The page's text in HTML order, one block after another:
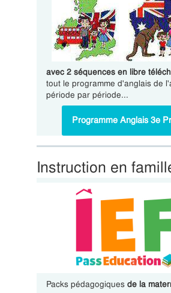
avec 2 séquences en libre
tout le programme d'anglais de
période par période...
Programme Anglais 3e
Instruction en
Packs pédagogiques de la